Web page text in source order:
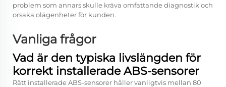
problem som annars skulle kräva omfattande diagnostik och
orsaka olägenheter för kunden.
Vanliga frågor
Vad är den typiska livslängden för
korrekt installerade ABS-sensorer
Rätt installerade ABS-sensorer håller vanligtvis mellan 80